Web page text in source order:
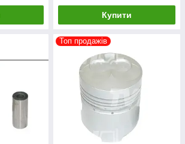
Купити
Топ продажів